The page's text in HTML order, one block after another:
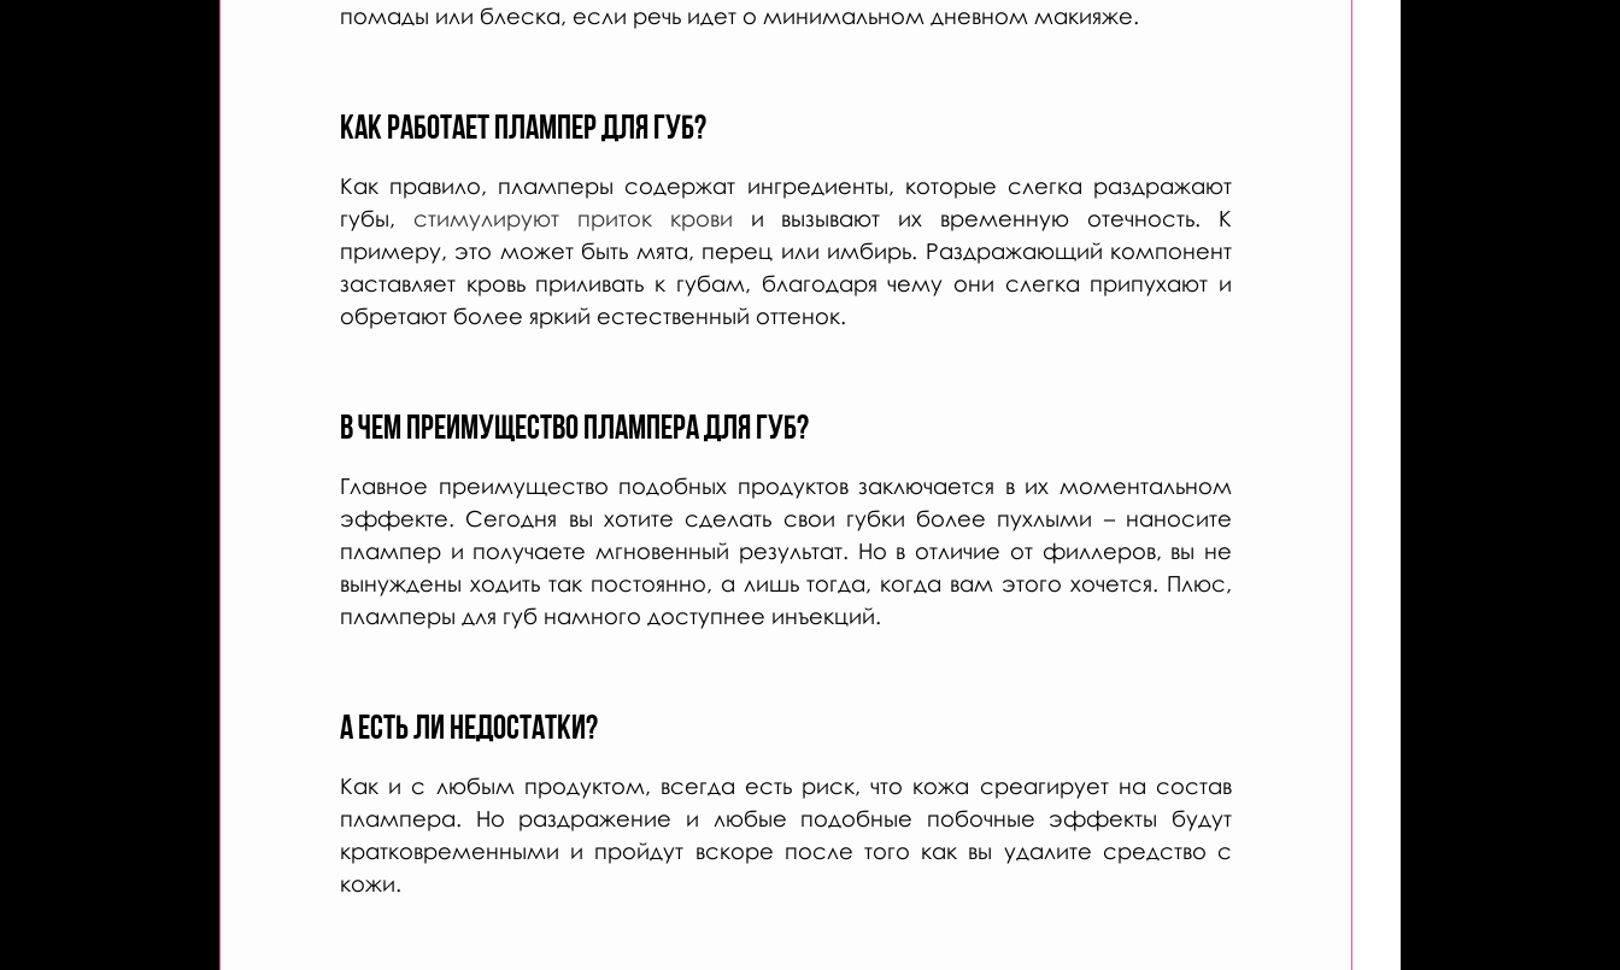
помады или блеска, если речь идет о минимальном дневном макияже.
Как работает плампер для губ?
Как правило, пламперы содержат ингредиенты, которые слегка раздражают
губы, стимулируют приток крови и вызывают их временную отечность. К
примеру, это может быть мята, перец или имбирь. Раздражающий компонент
заставляет кровь приливать к губам, благодаря чему они слегка припухают и
обретают более яркий естественный оттенок.
В чем преимущество плампера для губ?
Главное преимущество подобных продуктов заключается в их моментальном
эффекте. Сегодня вы хотите сделать свои губки более пухлыми – наносите
плампер и получаете мгновенный результат. Но в отличие от филлеров, вы не
вынуждены ходить так постоянно, а лишь тогда, когда вам этого хочется. Плюс,
пламперы для губ намного доступнее инъекций.
А есть ли недостатки?
Как и с любым продуктом, всегда есть риск, что кожа среагирует на состав
плампера. Но раздражение и любые подобные побочные эффекты будут
кратковременными и пройдут вскоре после того как вы удалите средство с
кожи.